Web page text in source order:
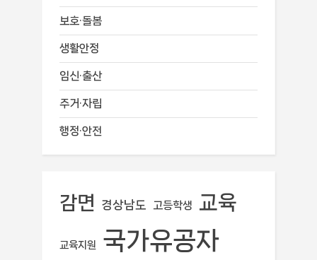
보호·돌봄
생활안정
임신·출산
주거·자립
행정·안전
감면 경상남도 고등학생 교육
교육지원 국가유공자